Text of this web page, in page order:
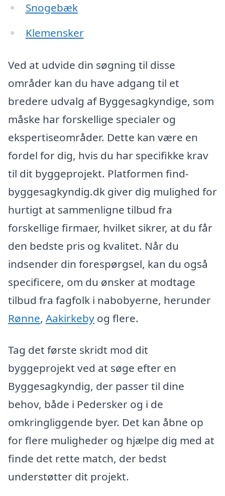
Snogebæk
Klemensker
Ved at udvide din søgning til disse
områder kan du have adgang til et
bredere udvalg af Byggesagkyndige, som
måske har forskellige specialer og
ekspertiseområder. Dette kan være en
fordel for dig, hvis du har specifikke krav
til dit byggeprojekt. Platformen find-
byggesagkyndig.dk giver dig mulighed for
hurtigt at sammenligne tilbud fra
forskellige firmaer, hvilket sikrer, at du får
den bedste pris og kvalitet. Når du
indsender din forespørgsel, kan du også
specificere, om du ønsker at modtage
tilbud fra fagfolk i nabobyerne, herunder
Rønne, Aakirkeby og flere.
Tag det første skridt mod dit
byggeprojekt ved at søge efter en
Byggesagkyndig, der passer til dine
behov, både i Pedersker og i de
omkringliggende byer. Det kan åbne op
for flere muligheder og hjælpe dig med at
finde det rette match, der bedst
understøtter dit projekt.